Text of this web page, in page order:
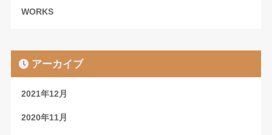
WORKS
アーカイブ
2021年12月
2020年11月